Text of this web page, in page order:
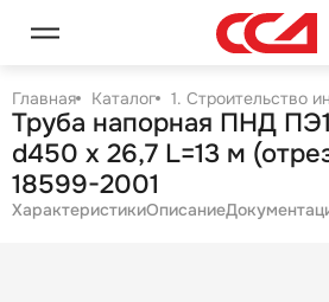
Главная Каталог 1. Строительство
Труба напорная ПНД
d450 х 26,7 L=13 м
18599-2001
ХарактеристикиОписание